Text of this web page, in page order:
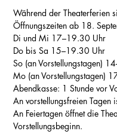
Während der Theaterferien
Öffnungszeiten ab 18.
Di und Mi 17–19.30 Uhr
Do bis Sa 15–19.30 Uhr
So (an Vorstellungstagen)
Mo (an Vorstellungstagen)
Abendkasse: 1 Stunde vor
An vorstellungsfreien Tagen
An Feiertagen öffnet die
Vorstellungsbeginn.